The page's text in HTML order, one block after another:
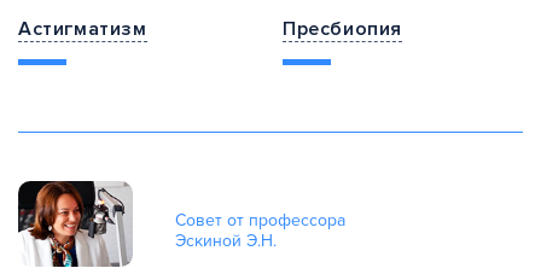
Астигматизм Пресбиопия
Совет от профессора
Эскиной Э.Н.